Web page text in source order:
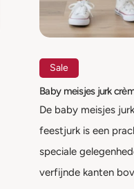
Sale
De baby meisjes
feestjurk is een
speciale
verfijnde kanten